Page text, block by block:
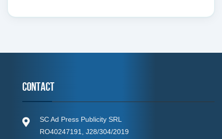
Contact
SC Ad Press Publicity SRL
RO40247191, J28/304/2019